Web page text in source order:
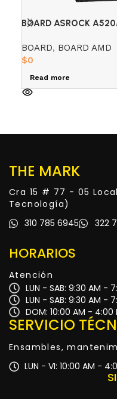
BOARD ASROCK
BOARD, BOARD AMD
$0
Read more
THE MARK
Cra 15 # 77 - 05
Tecnología)
310 785 6945
322
HORARIOS
Atención
LUN - SAB: 9:30 AM -
LUN - SAB: 9:30 AM -
DOM: 10:00 AM - 4:00
SERVICIO
Ensambles,
LUN - VI: 10:00 AM -